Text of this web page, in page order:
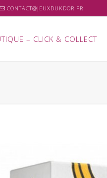
CONTACT@JEUXDUKDOR.FR
– CLICK & COLLECT